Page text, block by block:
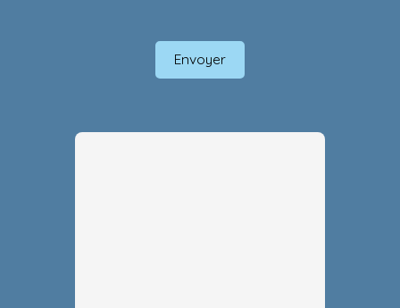
Envoyer